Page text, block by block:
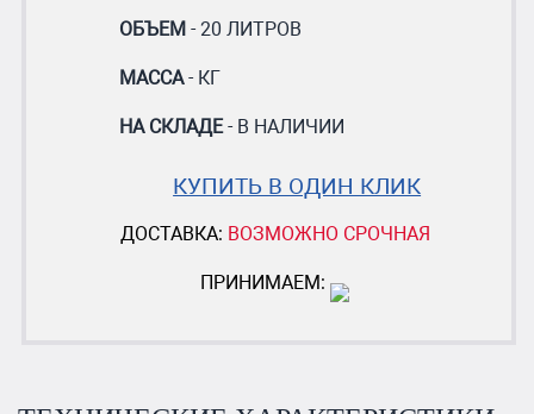
ОБЪЕМ - 20 ЛИТРОВ
МАССА- КГ
НА СКЛАДЕ- В НАЛИЧИИ
КУПИТЬ В ОДИН КЛИК
ДОСТАВКА: ВОЗМОЖНО СРОЧНАЯ
ПРИНИМАЕМ: